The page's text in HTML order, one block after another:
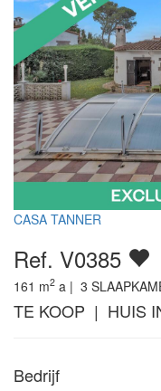
CASA TANNER
Ref. V0385
161 m2 a | 3
TE KOOP | HUIS
Bedrijf